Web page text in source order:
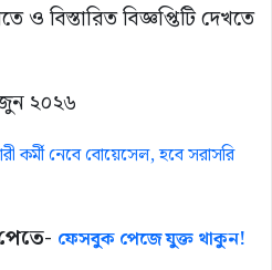
ও বিস্তারিত বিজ্ঞপ্তিটি দেখতে
২০২৬
কর্মী নেবে বোয়েসেল, হবে সরাসরি
ফেসবুক পেজে যুক্ত থাকুন!